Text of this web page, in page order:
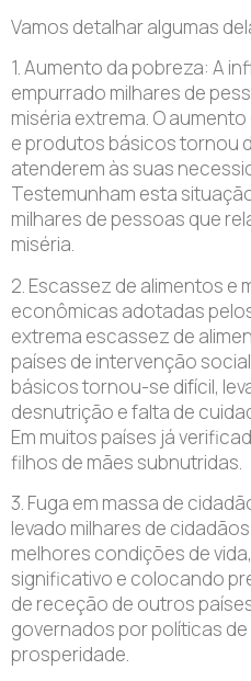
Vamos detalhar algumas
1. Aumento da pobreza: A
empurrado milhares de
miséria extrema. O
e produtos básicos tornou
atenderem às suas
Testemunham esta
milhares de pessoas que
miséria.
2. Escassez de alimentos e
econômicas adotadas
extrema escassez de
países de intervenção
básicos tornou-se difícil,
desnutrição e falta de
Em muitos países já
filhos de mães subnutridas.
3. Fuga em massa de
levado milhares de
melhores condições de
significativo e colocando
de receção de outros
governados por políticas
prosperidade.